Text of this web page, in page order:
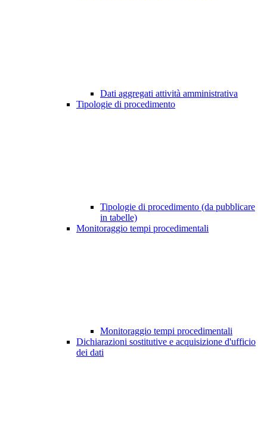
Dati aggregati attività amministrativa
Tipologie di procedimento
Tipologie di procedimento (da pubblicare
in tabelle)
Monitoraggio tempi procedimentali
Monitoraggio tempi procedimentali
Dichiarazioni sostitutive e acquisizione d'ufficio
dei dati